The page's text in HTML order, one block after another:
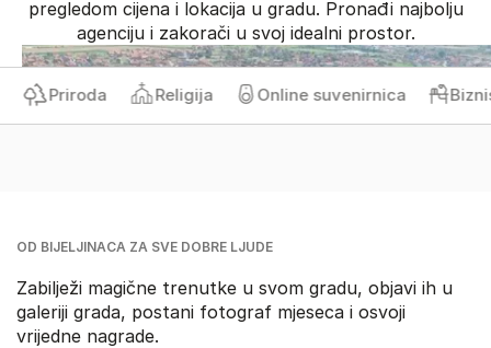
pregledom cijena i lokacija u gradu. Pronađi najbolju
agenciju i zakorači u svoj idealni prostor.
Priroda Religija Online suvenirnica Biznis
OD BIJELJINACA ZA SVE DOBRE LJUDE
Zabilježi magične trenutke u svom gradu, objavi ih u
galeriji grada, postani fotograf mjeseca i osvoji
vrijedne nagrade.